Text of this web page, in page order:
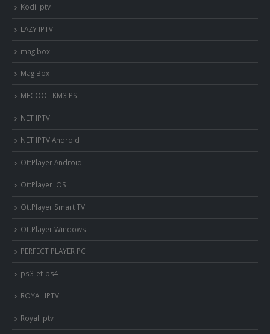
Kodi iptv
LAZY IPTV
mag box
Mag Box
MECOOL KM3 PS
NET IPTV
NET IPTV Android
OttPlayer Android
OttPlayer iOS
OttPlayer Smart TV
OttPlayer Windows
PERFECT PLAYER PC
ps3-et-ps4
ROYAL IPTV
Royal iptv